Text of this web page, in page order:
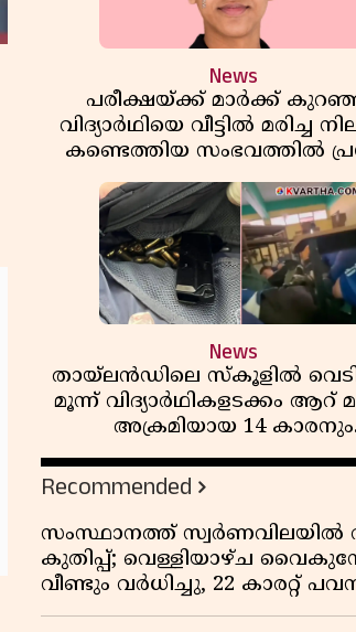
News
പരീക്ഷയ്ക്ക് മാർക്ക്
വിദ്യാർഥിയെ വീട്ടിൽ മരിച്ച
കണ്ടെത്തിയ സംഭവത്തിൽ
അധ്യാപികക്കെതിരെ
News
തായ്‌ലൻഡിലെ സ്‌കൂളിൽ
മൂന്ന് വിദ്യാർഥികളടക്കം ആറ്
അക്രമിയായ 14 കാരനും
മരിച്ചനിലയിൽ
Recommended
സംസ്ഥാനത്ത് സ്വർണവിലയിൽ
കുതിപ്പ്; വെള്ളിയാഴ്ച
വീണ്ടും വർധിച്ചു, 22 കാരറ്റ്
1,10,920 രൂപയായി